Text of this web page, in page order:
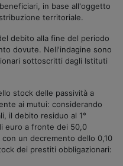
in base all'oggetto
territoriale.
debito alla fine del periodo
dovute. Nell'indagine sono
sottoscritti dagli Istituti
stock delle passività a
ai mutui: considerando
il debito residuo al 1°
euro a fronte dei 50,0
con un decremento dello 0,10
dei prestiti obbligazionari: